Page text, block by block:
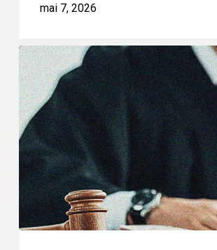
mai 7, 2026
L’ACLC
demande
au
Sénat
d’examiner
le
projet
de
loi
C-